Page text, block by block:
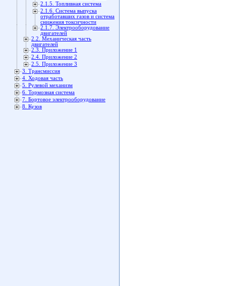
2.1.5. Топливная система
2.1.6. Система выпуска
отработавших газов и система
снижения токсичности
2.1.7. Электрооборудование
двигателей
2.2. Механическая часть
двигателей
2.3. Приложение 1
2.4. Приложение 2
2.5. Приложение 3
3. Трансмиссия
4. Ходовая часть
5. Рулевой механизм
6. Тормозная система
7. Бортовое электрооборудование
8. Кузов